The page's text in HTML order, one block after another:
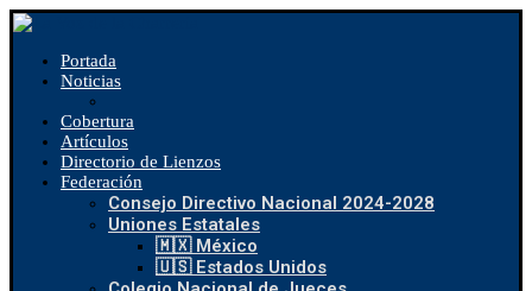
Portada
Noticias
Cobertura
Artículos
Directorio de Lienzos
Federación
Consejo Directivo Nacional 2024-2028
Uniones Estatales
🇲🇽 México
🇺🇸 Estados Unidos